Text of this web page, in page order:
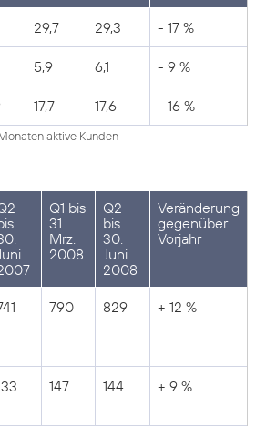
29,7 29,3 - 17 %
5,9 6,1 - 9 %
17,7 17,6 - 16 %
aktive Kunden
Q1 bis
31.
Mrz.
2008
Q2
bis
30.
Juni
2008
Veränderung
gegenüber
Vorjahr
790 829 + 12 %
147 144 + 9 %